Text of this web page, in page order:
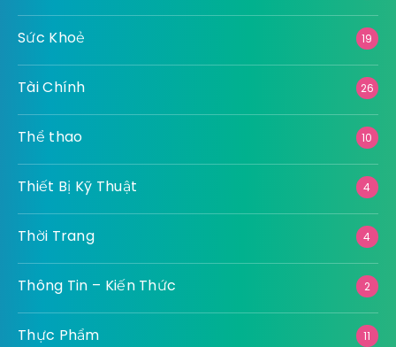
Sức Khoẻ 19
Tài Chính 26
Thể thao 10
Thiết Bị Kỹ Thuật 4
Thời Trang 4
Thông Tin – Kiến Thức 2
Thực Phẩm 11